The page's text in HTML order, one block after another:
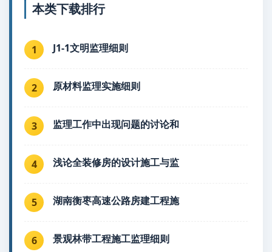
本类下载排行
1 J1-1文明监理细则
2 原材料监理实施细则
3 监理工作中出现问题的讨论和
4 浅论全装修房的设计施工与监
5 湖南衡枣高速公路房建工程施
6 景观林带工程施工监理细则